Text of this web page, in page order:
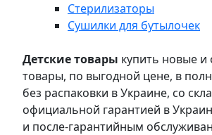
Стерилизаторы
Сушилки для бутылочек
Детские товары купить новые
товары, по выгодной цене, в
без распаковки в Украине, со
официальной гарантией в
и после-гарантийным